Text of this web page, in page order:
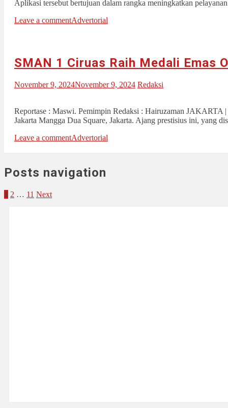
Aplikasi tersebut bertujuan dalam rangka meningkatkan
Leave a commentAdvertorial
SMAN 1 Ciruas Raih Medali Emas
November 9, 2024November 9, 2024 Redaksi
Reportase : Maswi. Pemimpin Redaksi : Hairuzaman JAKARTA
Jakarta Mangga Dua Square, Jakarta. Ajang prestisius ini, yang
Leave a commentAdvertorial
Posts navigation
1 2 … 11 Next